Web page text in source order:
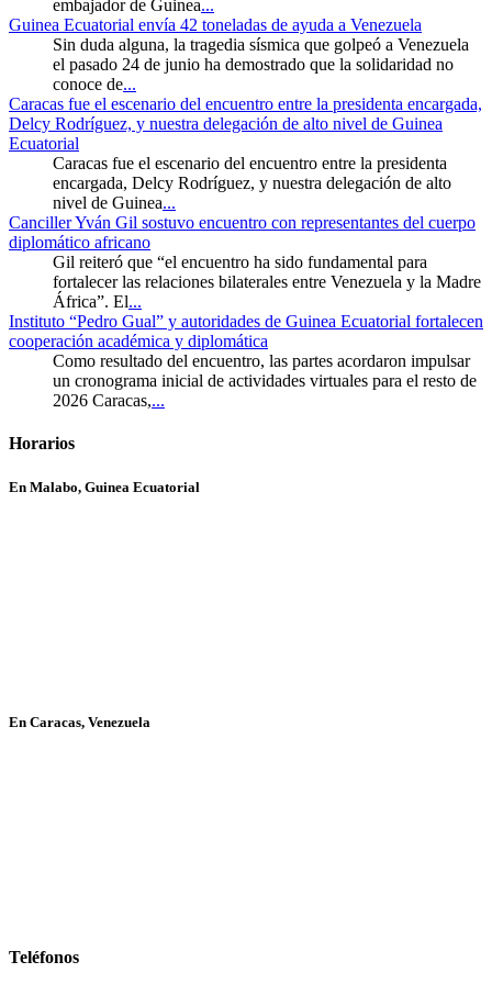
embajador de Guinea...
Guinea Ecuatorial envía 42 toneladas de ayuda a Venezuela
Sin duda alguna, la tragedia sísmica que golpeó a Venezuela
el pasado 24 de junio ha demostrado que la solidaridad no
conoce de...
Caracas fue el escenario del encuentro entre la presidenta encargada,
Delcy Rodríguez, y nuestra delegación de alto nivel de Guinea
Ecuatorial
Caracas fue el escenario del encuentro entre la presidenta
encargada, Delcy Rodríguez, y nuestra delegación de alto
nivel de Guinea...
Canciller Yván Gil sostuvo encuentro con representantes del cuerpo
diplomático africano
Gil reiteró que “el encuentro ha sido fundamental para
fortalecer las relaciones bilaterales entre Venezuela y la Madre
África”. El...
Instituto “Pedro Gual” y autoridades de Guinea Ecuatorial fortalecen
cooperación académica y diplomática
Como resultado del encuentro, las partes acordaron impulsar
un cronograma inicial de actividades virtuales para el resto de
2026 Caracas,...
Horarios
En Malabo, Guinea Ecuatorial
En Caracas, Venezuela
Teléfonos